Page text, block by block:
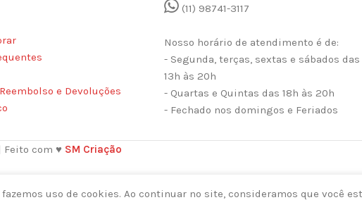
e Devoluções
(11) 98741-3117
Nosso horário de atendimento é de:
- Segunda, terças, sextas e sábados das
13h às 20h
- Quartas e Quintas das 18h às 20h
- Fechado nos domingos e Feriados
Feito com ♥ SM Criação
uso de cookies. Ao continuar no site, consideramos que você